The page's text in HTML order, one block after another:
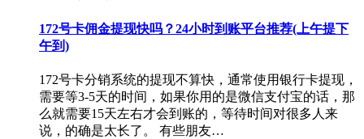
172号卡佣金提现快吗？24小时到账平台推荐(上午提下
午到)
172号卡分销系统的提现不算快，通常使用银行卡提现，
需要等3-5天的时间，如果你用的是微信支付宝的话，那
么就需要15天左右才会到账的，等待时间对很多人来
说，的确是太长了。 有些朋友…